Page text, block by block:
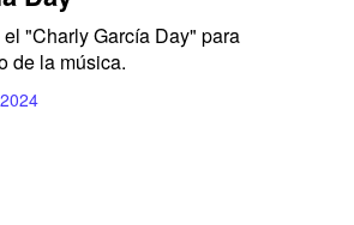
"Charly García Day" para
de la música.